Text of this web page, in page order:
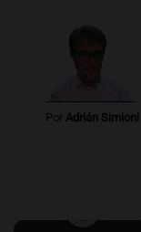
Por Adrián Simioni